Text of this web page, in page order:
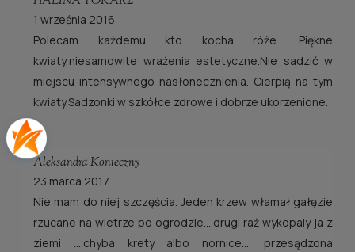
1 września 2016
Polecam każdemu kto kocha róże. Piękne
kwiaty,niesamowite wrażenia estetyczne.Nie sadzić w
miejscu intensywnego nasłonecznienia. Cierpią na tym
kwiaty.Sadzonki w szkółce zdrowe i dobrze ukorzenione.
Aleksandra Konieczny
23 marca 2017
Nie mam do niej szczęścia. Jeden krzew włamał gałęzie
rzucane na wietrze po ogrodzie....drugi raż wykopaly ja z
ziemi ....chyba krety albo nornice.... przesądzona